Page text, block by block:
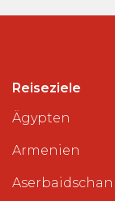
Reiseziele
Ägypten
Armenien
Aserbaidschan